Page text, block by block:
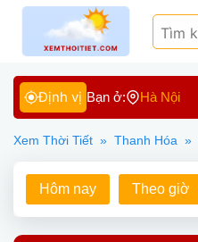
Định vị Bạn ở: Hà Nội
Xem Thời Tiết » Thanh Hóa »
Hôm nay Theo giờ